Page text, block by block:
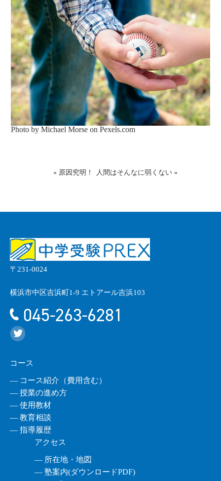
Photo by Michael Morse onPexels.com
« 原因究明！ 人間はそんなに弱くない »
〒231-0024
横浜市中区吉浜町1-9 エトアール吉浜103
045-263-6281
コース
― コース紹介（費用含む）
― 授業の進め方
― 使用教材
― 教育相談
― 指導履歴
アクセス
― 所在地・地図
― 塾案内(ダウンロードPDF)